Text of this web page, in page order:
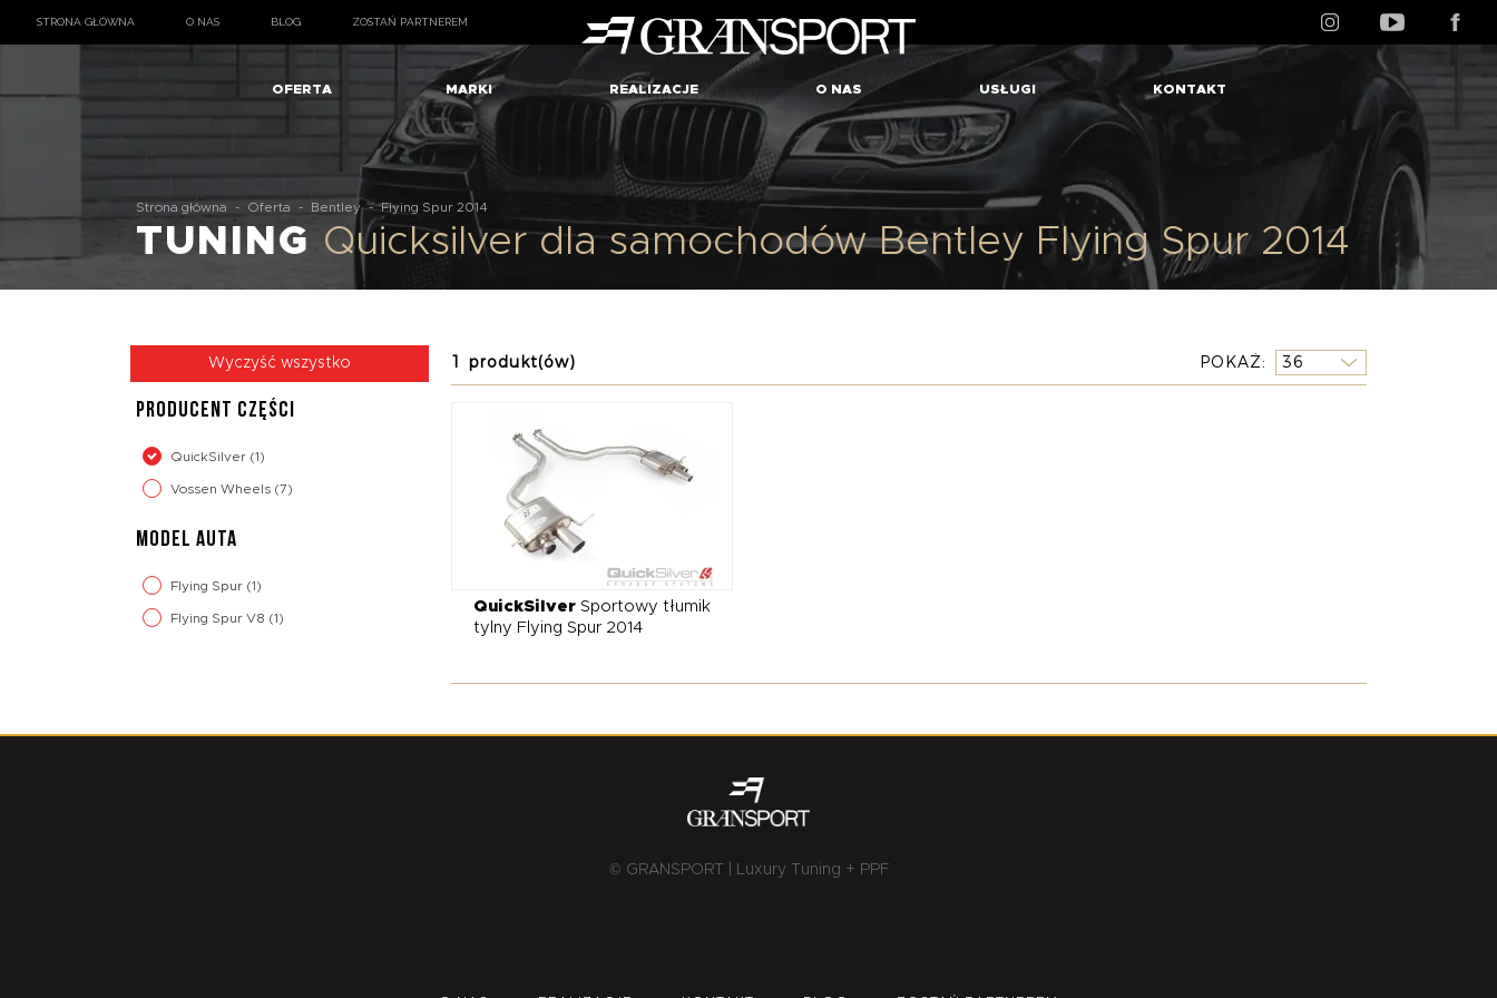
STRONA GŁÓWNA O NAS BLOG ZOSTAŃ PARTNEREM
OFERTA MARKI REALIZACJE O NAS USŁUGI KONTAKT
Strona główna - Oferta - Bentley - Flying Spur 2014
TUNING Quicksilver dla samochodów Bentley Flying Spur 2014
Wyczyść wszystko
PRODUCENT CZĘŚCI
QuickSilver (1)
Vossen Wheels (7)
MODEL AUTA
Flying Spur (1)
Flying Spur V8 (1)
1 produkt(ów) POKAŻ
QuickSilverSportowy tłumik
tylny Flying Spur 2014
© GRANSPORT | Luxury Tuning + PPF